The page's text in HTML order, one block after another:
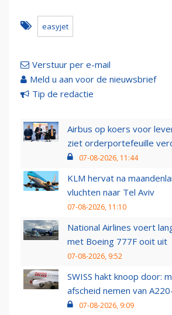
easyjet
Verstuur per e-mail
Meld u aan voor de nieuwsbrief
Tip de redactie
Airbus op koers voor
ziet orderportefeuille
07-08-2026, 11:44
KLM hervat na
vluchten naar Tel Aviv
07-08-2026, 11:10
National Airlines voert
met Boeing 777F ooit uit
07-08-2026, 9:52
SWISS hakt knoop door:
afscheid nemen van
07-08-2026, 9:09